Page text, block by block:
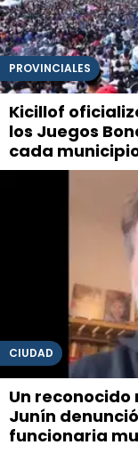
PROVINCIALES
Kicillof
los Juegos
cada
CIUDAD
Un
Junín
funcionaria